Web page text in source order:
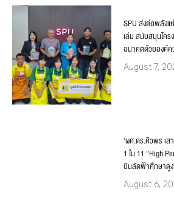
SPU ส่งต่อพลัง
เล่ม สนับสนุนโคร
อนาคตด้วยองค์ค
August 7,
‘ผศ.ดร.ศิวพร เส
1 ใน 11 “High
บินลัดฟ้าศึกษาดู
August 6,